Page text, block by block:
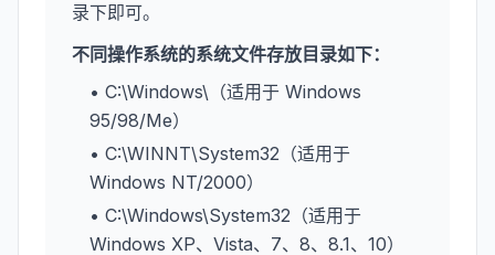
录下即可。
不同操作系统的系统文件存放目录如下：
• C:\Windows\（适用于 Windows
95/98/Me）
• C:\WINNT\System32（适用于
Windows NT/2000）
• C:\Windows\System32（适用于
Windows XP、Vista、7、8、8.1、10）